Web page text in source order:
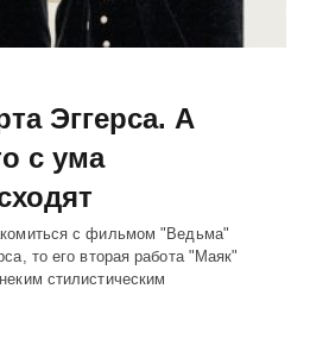
Эггерса. А
с ума
с фильмом "Ведьма"
то его вторая работа "Маяк"
стилистическим